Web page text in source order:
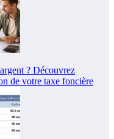
? Découvrez
de votre taxe foncière